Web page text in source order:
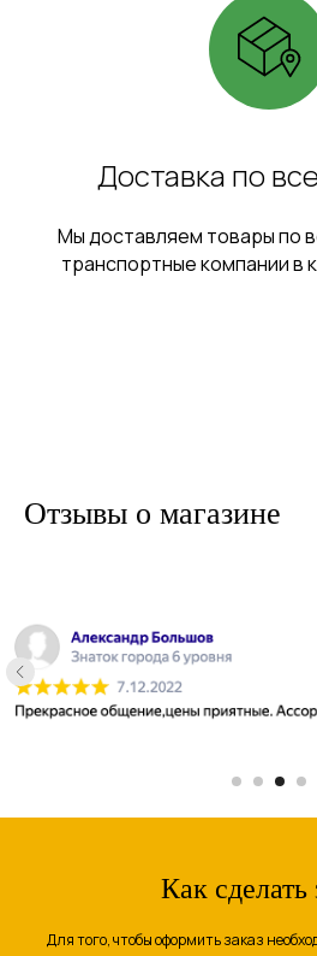
Доставка по
Мы доставляем товары по
транспортные компании в
Отзывы о магазине
Как сделать
Для того, чтобы оформить заказ